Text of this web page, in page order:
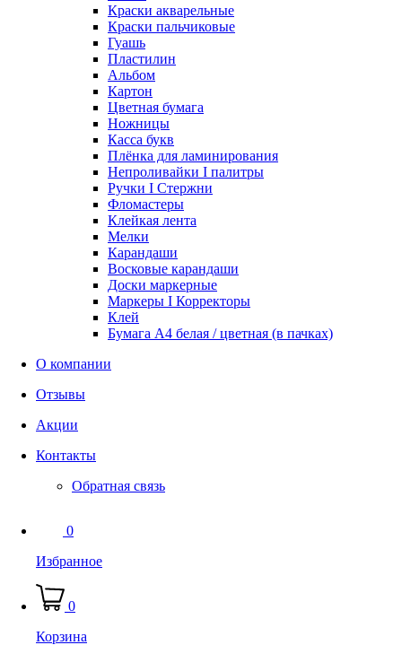
Краски акварельные
Краски пальчиковые
Гуашь
Пластилин
Альбом
Картон
Цветная бумага
Ножницы
Касса букв
Плёнка для ламинирования
Непроливайки I палитры
Ручки I Стержни
Фломастеры
Клейкая лента
Мелки
Карандаши
Восковые карандаши
Доски маркерные
Маркеры I Корректоры
Клей
Бумага А4 белая / цветная (в пачках)
О компании
Отзывы
Акции
Контакты
Обратная связь
0
Избранное
0
Корзина